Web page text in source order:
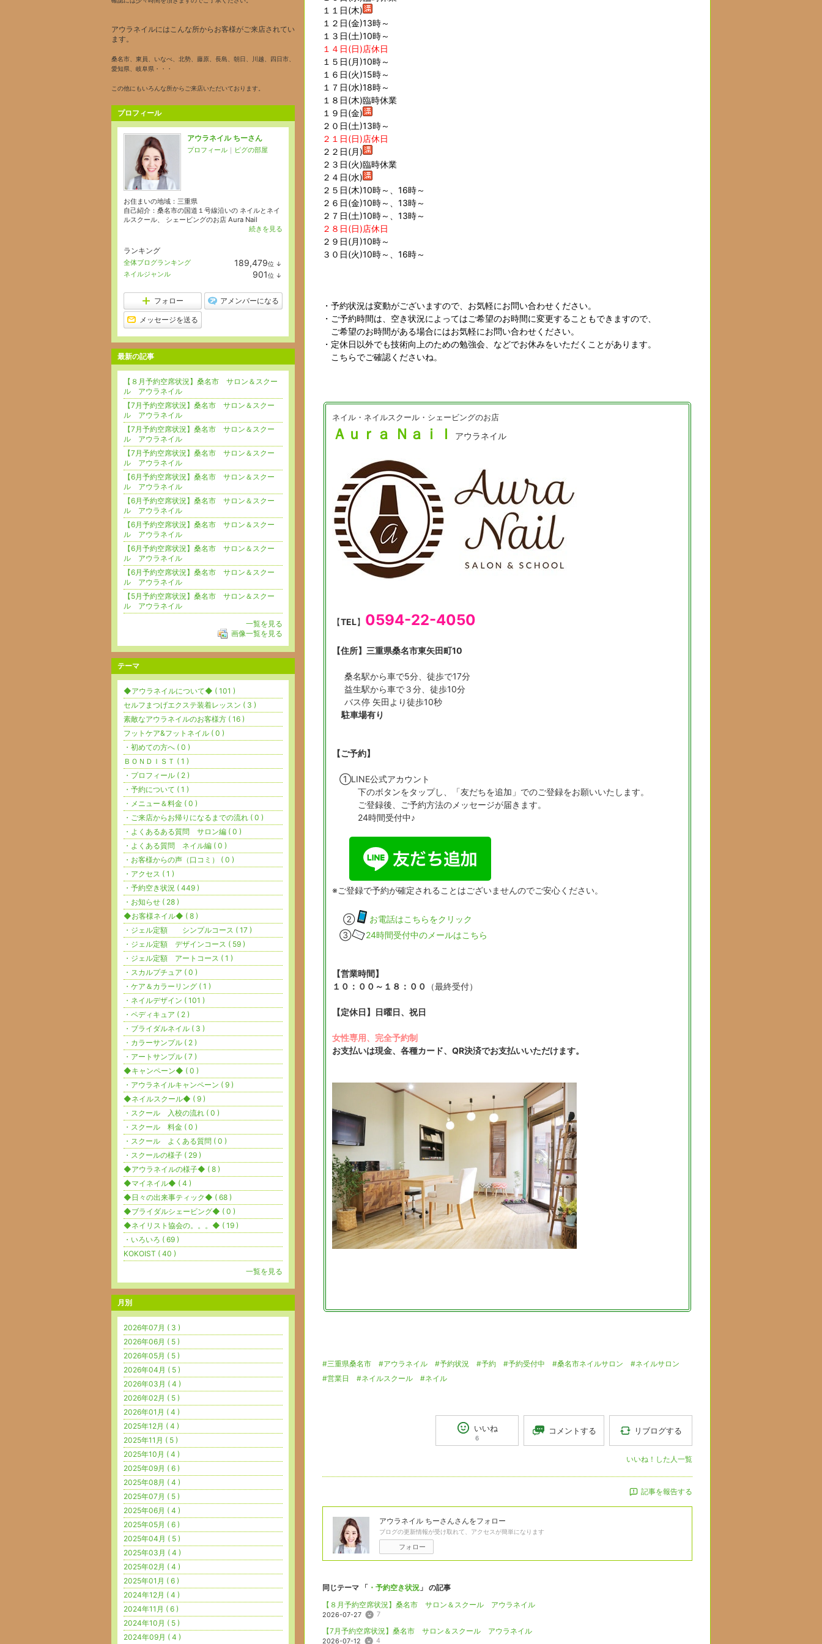
１１日(木)
１２日(金)13時～
１３日(土)10時～
１４日(日)店休日
１５日(月)10時～
１６日(火)15時～
１７日(水)18時～
１８日(木)臨時休業
１９日(金)
２０日(土)13時～
２１日(日)店休日
２２日(月)
２３日(火)臨時休業
２４日(水)
２５日(木)10時～、16時～
２６日(金)10時～、13時～
２７日(土)10時～、13時～
２８日(日)店休日
２９日(月)10時～
３０日(火)10時～、16時～
・予約状況は変動がございますので、お気軽にお問い合わせください。
・ご予約時間は、空き状況によってはご希望のお時間に変更することもできますので、
ご希望のお時間がある場合にはお気軽にお問い合わせください。
・定休日以外でも技術向上のための勉強会、などでお休みをいただくことがあります。
こちらでご確認くださいね。
ネイル・ネイルスクール・シェービングのお店
Ａｕｒａ Ｎａｉｌ アウラネイル
【TEL】 0594-22-4050
【住所】 三重県桑名市東矢田町10
桑名駅から車で5分、徒歩で17分
益生駅から車で３分、徒歩10分
バス停 矢田より徒歩10秒
駐車場有り
【ご予約】
①LINE公式アカウント
下のボタンをタップし、「友だちを追加」でのご登録をお願いいたします。
ご登録後、ご予約方法のメッセージが届きます。
24時間受付中♪
※ご登録で予約が確定されることはございませんのでご安心ください。
②
お電話はこちらをクリック
③
24時間受付中のメールはこちら
【営業時間】
１０：００～１８：００
（最終受付）
【定休日】日曜日、祝日
女性専用、完全予約制
お支払いは現金、各種カード、QR決済でお支払いいただけます。
#三重県桑名市 #アウラネイル #予約状況 #予約 #予約受付中 #桑名市ネイルサロン
#ネイルサロン
#営業日
#ネイルスクール #ネイル
いいね
6
コメントする リブログする
いいね！した人一覧
記事を報告する
アウラネイル ちーさんさんをフォロー
ブログの更新情報が受け取れて、アクセスが簡単になります
フォロー
同じテーマ 「 ・予約空き状況 」 の記事
【８月予約空席状況】桑名市 サロン＆スクール アウラネイル
2026-07-27 7
【7月予約空席状況】桑名市 サロン＆スクール アウラネイル
2026-07-12 4
アウラネイルにはこんな所からお客様がご来店されてい
ます。
桑名市、東員、いなべ、北勢、藤原、長島、朝日、川越、四日市、
愛知県、岐阜県・・・
この他にもいろんな所からご来店いただいております。
プロフィール
アウラネイル ちーさん
プロフィール ｜ ピグの部屋
お住まいの地域： 三重県
自己紹介：桑名市の国道１号線沿いの ネイルとネイ
ルスクール、 シェービングのお店 Aura Nail
続きを見る
ランキング
全体ブログランキング 189,479位 ↓
ン
ネイルジャンル 901位 ↓
フォロー アメンバーになる
メッセージを送る
最新の記事
【８月予約空席状況】桑名市 サロン＆スクー
ル アウラネイル
【7月予約空席状況】桑名市 サロン＆スクー
ル アウラネイル
【7月予約空席状況】桑名市 サロン＆スクー
ル アウラネイル
【7月予約空席状況】桑名市 サロン＆スクー
ル アウラネイル
【6月予約空席状況】桑名市 サロン＆スクー
ル アウラネイル
【6月予約空席状況】桑名市 サロン＆スクー
ル アウラネイル
【6月予約空席状況】桑名市 サロン＆スクー
ル アウラネイル
【6月予約空席状況】桑名市 サロン＆スクー
ル アウラネイル
【6月予約空席状況】桑名市 サロン＆スクー
ル アウラネイル
【5月予約空席状況】桑名市 サロン＆スクー
ル アウラネイル
一覧を見る
画像一覧を見る
テーマ
◆アウラネイルについて◆ ( 101 )
セルフまつげエクステ装着レッスン ( 3 )
素敵なアウラネイルのお客様方 ( 16 )
フットケア&フットネイル ( 0 )
・初めての方へ ( 0 )
ＢＯＮＤＩＳＴ ( 1 )
・プロフィール ( 2 )
・予約について ( 1 )
・メニュー＆料金 ( 0 )
・ご来店からお帰りになるまでの流れ ( 0 )
・よくあるある質問 サロン編 ( 0 )
・よくある質問 ネイル編 ( 0 )
・お客様からの声（口コミ） ( 0 )
・アクセス ( 1 )
・予約空き状況 ( 449 )
・お知らせ ( 28 )
◆お客様ネイル◆ ( 8 )
・ジェル定額 シンプルコース ( 17 )
・ジェル定額 デザインコース ( 59 )
・ジェル定額 アートコース ( 1 )
・スカルプチュア ( 0 )
・ケア＆カラーリング ( 1 )
・ネイルデザイン ( 101 )
・ペディキュア ( 2 )
・ブライダルネイル ( 3 )
・カラーサンプル ( 2 )
・アートサンプル ( 7 )
◆キャンペーン◆ ( 0 )
・アウラネイルキャンペーン ( 9 )
◆ネイルスクール◆ ( 9 )
・スクール 入校の流れ ( 0 )
・スクール 料金 ( 0 )
・スクール よくある質問 ( 0 )
・スクールの様子 ( 29 )
◆アウラネイルの様子◆ ( 8 )
◆マイネイル◆ ( 4 )
◆日々の出来事ティック◆ ( 68 )
◆ブライダルシェービング◆ ( 0 )
◆ネイリスト協会の。。。◆ ( 19 )
・いろいろ ( 69 )
KOKOIST ( 40 )
一覧を見る
月別
2026年07月 ( 3 )
2026年06月 ( 5 )
2026年05月 ( 5 )
2026年04月 ( 5 )
2026年03月 ( 4 )
2026年02月 ( 5 )
2026年01月 ( 4 )
2025年12月 ( 4 )
2025年11月 ( 5 )
2025年10月 ( 4 )
2025年09月 ( 6 )
2025年08月 ( 4 )
2025年07月 ( 5 )
2025年06月 ( 4 )
2025年05月 ( 6 )
2025年04月 ( 5 )
2025年03月 ( 4 )
2025年02月 ( 4 )
2025年01月 ( 6 )
2024年12月 ( 4 )
2024年11月 ( 6 )
2024年10月 ( 5 )
2024年09月 ( 4 )